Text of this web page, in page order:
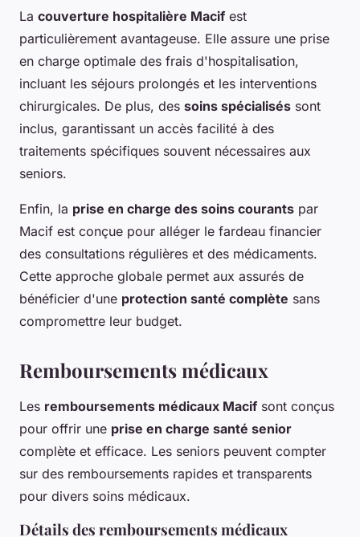
La couverture hospitalière Macif est
particulièrement avantageuse. Elle assure une prise
en charge optimale des frais d'hospitalisation,
incluant les séjours prolongés et les interventions
chirurgicales. De plus, des soins spécialisés sont
inclus, garantissant un accès facilité à des
traitements spécifiques souvent nécessaires aux
seniors.
Enfin, la prise en charge des soins courants par
Macif est conçue pour alléger le fardeau financier
des consultations régulières et des médicaments.
Cette approche globale permet aux assurés de
bénéficier d'une protection santé complète sans
compromettre leur budget.
Remboursements médicaux
Les remboursements médicaux Macif sont conçus
pour offrir une prise en charge santé senior
complète et efficace. Les seniors peuvent compter
sur des remboursements rapides et transparents
pour divers soins médicaux.
Détails des remboursements médicaux